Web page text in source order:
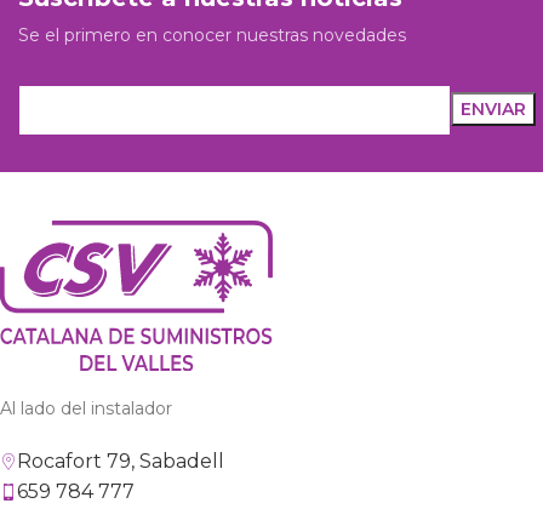
Se el primero en conocer nuestras novedades
Al lado del instalador
Rocafort 79, Sabadell
659 784 777